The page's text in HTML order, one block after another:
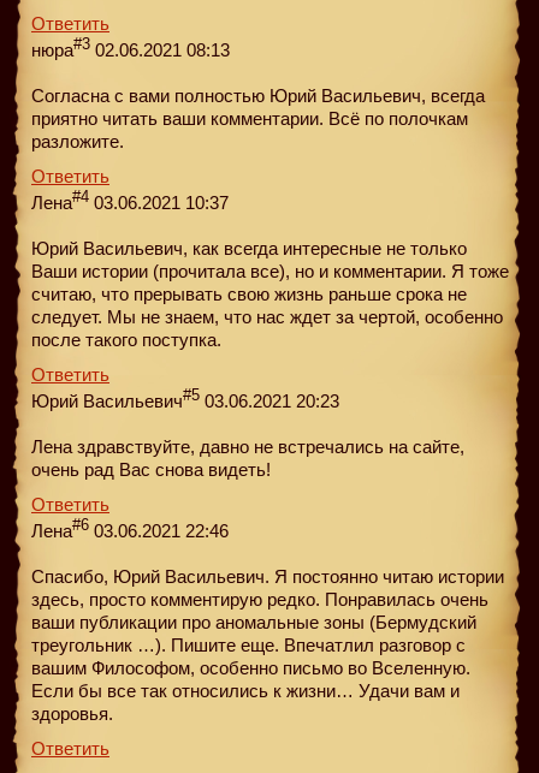
Ответить
нюра#3 02.06.2021 08:13
Согласна с вами полностью Юрий Васильевич, всегда
приятно читать ваши комментарии. Всё по полочкам
разложите.
Ответить
Лена#4 03.06.2021 10:37
Юрий Васильевич, как всегда интересные не только
Ваши истории (прочитала все), но и комментарии. Я тоже
считаю, что прерывать свою жизнь раньше срока не
следует. Мы не знаем, что нас ждет за чертой, особенно
после такого поступка.
Ответить
Юрий Васильевич#5 03.06.2021 20:23
Лена здравствуйте, давно не встречались на сайте,
очень рад Вас снова видеть!
Ответить
Лена#6 03.06.2021 22:46
Спасибо, Юрий Васильевич. Я постоянно читаю истории
здесь, просто комментирую редко. Понравилась очень
ваши публикации про аномальные зоны (Бермудский
треугольник …). Пишите еще. Впечатлил разговор с
вашим Философом, особенно письмо во Вселенную.
Если бы все так относились к жизни… Удачи вам и
здоровья.
Ответить